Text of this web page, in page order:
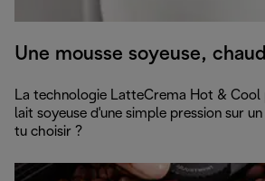
Une mousse soyeuse,
La technologie LatteCrema Hot & Cool
lait soyeuse d'une simple pression sur
tu choisir ?